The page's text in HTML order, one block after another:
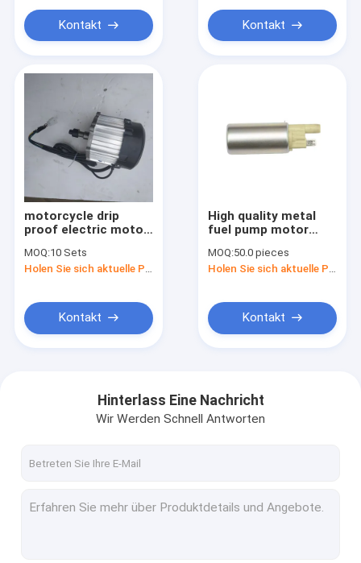
Über uns
Kontakt
Elektrischer Startermotor
Selbststartermotor
Komponenten für Startermotoren
Kontakt Kontakt
motorcycle drip
proof electric motor
motor 60v 1000W
650W 800W
MOQ:10 Sets
Kontakt
High quality metal
fuel pump motor
ZS250GY-3
motorcycle fuel
MOQ:50.0 pieces
Kontakt
Hinterlass Eine Nachricht
Wir Werden Schnell Antworten